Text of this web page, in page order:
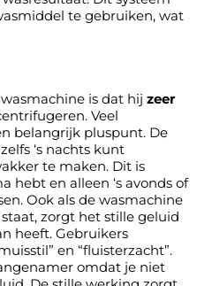
te gebruiken, wat
is dat hij zeer
Veel
belangrijk pluspunt. De
‘s nachts kunt
te maken. Dit is
hebt en alleen ‘s avonds of
Ook als de wasmachine
zorgt het stille geluid
heeft. Gebruikers
en “fluisterzacht”.
omdat je niet